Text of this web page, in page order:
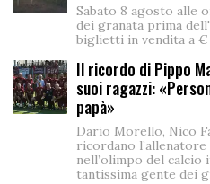
Sabato 8 agosto alle
dei granata prima
biglietti in vendita a €
Il ricordo di Pippo
suoi ragazzi:
papà»
Dario Morello, Nico
ricordano
nell’olimpo del calcio
tantissima gente dei